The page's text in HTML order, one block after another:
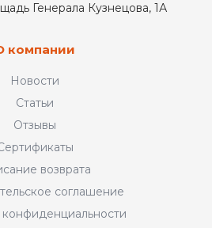
Генерала Кузнецова, 1А
компании
Новости
Статьи
Отзывы
возврата
соглашение